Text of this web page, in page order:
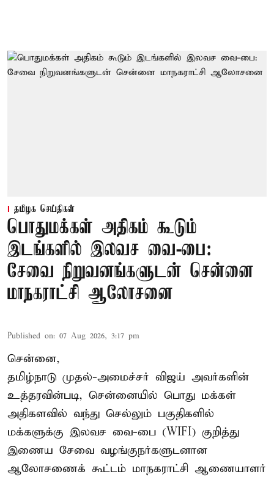
தமிழக செய்திகள்
பொதுமக்கள் அதிகம் கூடும்
இடங்களில் இலவச வை-பை:
சேவை நிறுவனங்களுடன் சென்னை
மாநகராட்சி ஆலோசனை
Published on: 07 Aug 2026, 3:17 pm
சென்னை,
தமிழ்நாடு முதல்-அமைச்சர் விஜய் அவர்களின்
உத்தரவின்படி, சென்னையில் பொது மக்கள்
அதிகளவில் வந்து செல்லும் பகுதிகளில்
மக்களுக்கு இலவச வை-பை (WIFI) குறித்து
இணைய சேவை வழங்குநர்களுடனான
ஆலோசணைக் கூட்டம் மாநகராட்சி ஆணையாளர்